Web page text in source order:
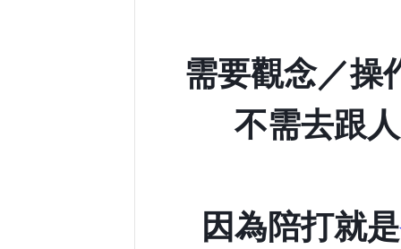
需要觀念／操
不需去跟
因為陪打就是